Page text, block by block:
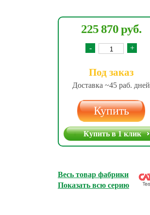
225 870 руб.
- +
Под заказ
Доставка ~45 раб. дней
Купить
Купить в 1 клик
Весь товар фабрики
Показать всю серию